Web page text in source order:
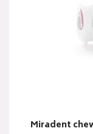
Miradent